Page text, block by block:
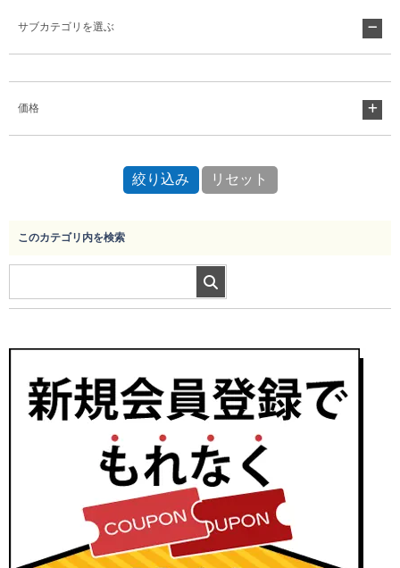
サブカテゴリを選ぶ
価格
このカテゴリ内を検索